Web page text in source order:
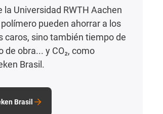
la Universidad RWTH Aachen
pueden ahorrar a los
caros, sino también tiempo de
obra... y CO₂, como
Brasil.
Brasil